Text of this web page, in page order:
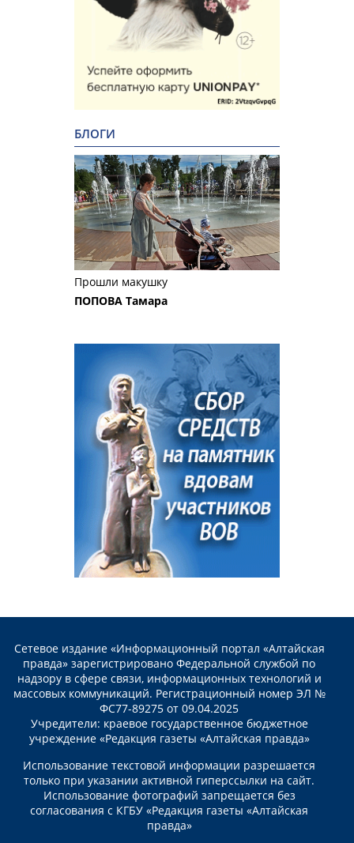
БЛОГИ
Прошли макушку
ПОПОВА Тамара
Сетевое издание «Информационный портал «Алтайская
правда» зарегистрировано Федеральной службой по
надзору в сфере связи, информационных технологий и
массовых коммуникаций. Регистрационный номер ЭЛ №
ФС77-89275 от 09.04.2025
Учредители: краевое государственное бюджетное
учреждение «Редакция газеты «Алтайская правда»
Использование текстовой информации разрешается
только при указании активной гиперссылки на сайт.
Использование фотографий запрещается без
согласования с КГБУ «Редакция газеты «Алтайская
правда»